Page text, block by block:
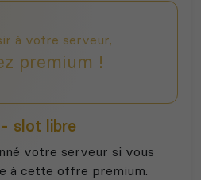
à votre serveur,
premium !
slot libre
votre serveur si vous
à cette offre premium.